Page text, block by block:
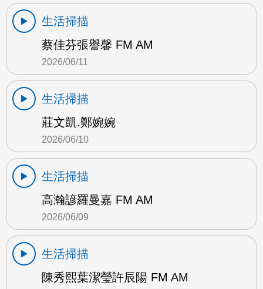
生活掃描
蔡佳芬張譽馨 FM AM
2026/06/11
生活掃描
莊文凱.鄭婉婉
2026/06/10
生活掃描
高瀚諺羅曼嘉 FM AM
2026/06/09
生活掃描
陳秀熙葉潔瑩許辰陽 FM AM